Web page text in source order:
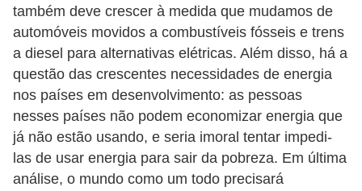
também deve crescer à medida que mudamos de
automóveis movidos a combustíveis fósseis e trens
a diesel para alternativas elétricas. Além disso, há a
questão das crescentes necessidades de energia
nos países em desenvolvimento: as pessoas
nesses países não podem economizar energia que
já não estão usando, e seria imoral tentar impedi-
las de usar energia para sair da pobreza. Em última
análise, o mundo como um todo precisará